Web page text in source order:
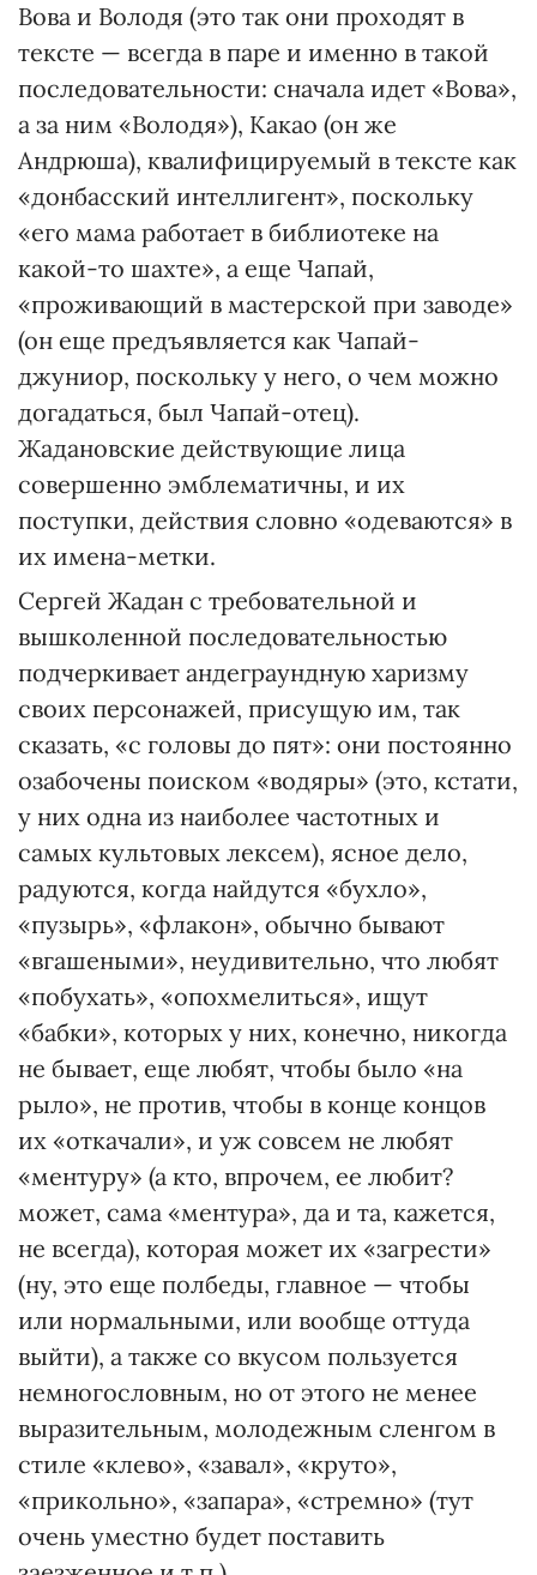
Вова и Володя (это так они проходят в
тексте — всегда в паре и именно в такой
последовательности: сначала идет «Вова»,
а за ним «Володя»), Какао (он же
Андрюша), квалифицируемый в тексте как
«донбасский интеллигент», поскольку
«его мама работает в библиотеке на
какой-то шахте», а еще Чапай,
«проживающий в мастерской при заводе»
(он еще предъявляется как Чапай-
джуниор, поскольку у него, о чем можно
догадаться, был Чапай-отец).
Жадановские действующие лица
совершенно эмблематичны, и их
поступки, действия словно «одеваются» в
их имена-метки.
Сергей Жадан с требовательной и
вышколенной последовательностью
подчеркивает андеграундную харизму
своих персонажей, присущую им, так
сказать, «с головы до пят»: они постоянно
озабочены поиском «водяры» (это, кстати,
у них одна из наиболее частотных и
самых культовых лексем), ясное дело,
радуются, когда найдутся «бухло»,
«пузырь», «флакон», обычно бывают
«вгашеными», неудивительно, что любят
«побухать», «опохмелиться», ищут
«бабки», которых у них, конечно, никогда
не бывает, еще любят, чтобы было «на
рыло», не против, чтобы в конце концов
их «откачали», и уж совсем не любят
«ментуру» (а кто, впрочем, ее любит?
может, сама «ментура», да и та, кажется,
не всегда), которая может их «загрести»
(ну, это еще полбеды, главное — чтобы
или нормальными, или вообще оттуда
выйти), а также со вкусом пользуется
немногословным, но от этого не менее
выразительным, молодежным сленгом в
стиле «клево», «завал», «круто»,
«прикольно», «запара», «стремно» (тут
очень уместно будет поставить